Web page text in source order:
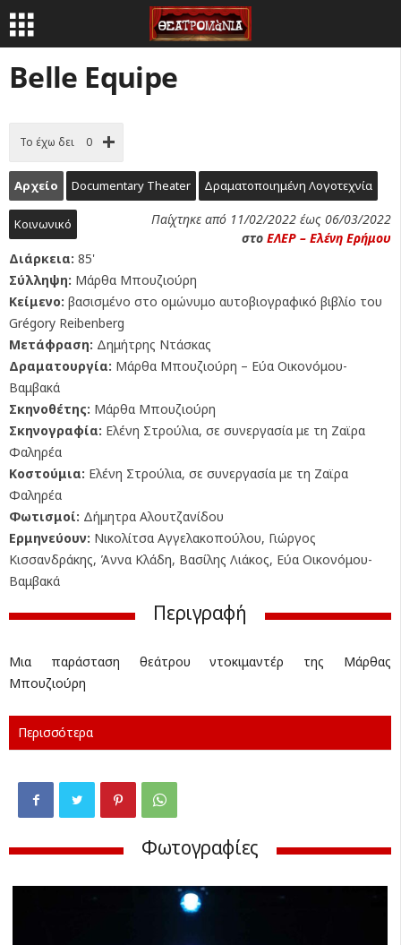
Βelle Εquipe
Το έχω δει 0
Αρχείο Documentary Theater Δραματοποιημένη Λογοτεχνία
Κοινωνικό
Παίχτηκε από 11/02/2022 έως 06/03/2022
στο ΕΛΕΡ – Ελένη Ερήμου
Διάρκεια: 85'
Σύλληψη: Μάρθα Μπουζιούρη
Κείμενο: βασισμένο στο ομώνυμο αυτοβιογραφικό βιβλίο του
Grégory Reibenberg
Μετάφραση: Δημήτρης Ντάσκας
Δραματουργία: Μάρθα Μπουζιούρη – Εύα Οικονόμου-
Βαμβακά
Σκηνοθέτης: Μάρθα Μπουζιούρη
Σκηνογραφία: Ελένη Στρούλια, σε συνεργασία με τη Ζαϊρα
Φαληρέα
Κοστούμια: Ελένη Στρούλια, σε συνεργασία με τη Ζαϊρα
Φαληρέα
Φωτισμοί: Δήμητρα Αλουτζανίδου
Ερμηνεύουν: Νικολίτσα Αγγελακοπούλου, Γιώργος
Κισσανδράκης, Άννα Κλάδη, Βασίλης Λιάκος, Εύα Οικονόμου-
Βαμβακά
Περιγραφή
Μια παράσταση θεάτρου ντοκιμαντέρ της Μάρθας
Μπουζιούρη
Περισσότερα
Φωτογραφίες